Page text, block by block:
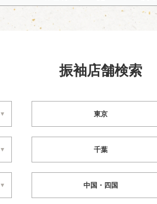
振袖店舗検索
東京
千葉
中国・四国